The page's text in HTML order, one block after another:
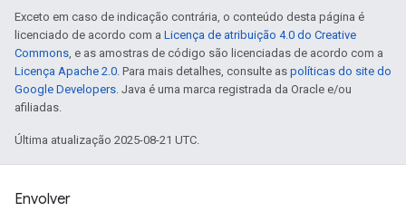
Exceto em caso de indicação contrária, o conteúdo desta página é
licenciado de acordo com a Licença de atribuição 4.0 do Creative
Commons, e as amostras de código são licenciadas de acordo com a
Licença Apache 2.0. Para mais detalhes, consulte as políticas do site do
Google Developers. Java é uma marca registrada da Oracle e/ou
afiliadas.
Última atualização 2025-08-21 UTC.
Envolver